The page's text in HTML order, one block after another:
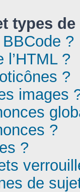
types
?
l’HTML ?
?
images
?
?
de